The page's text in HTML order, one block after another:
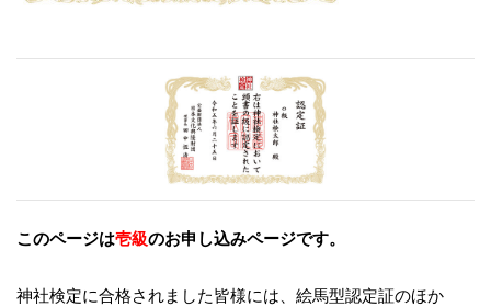
このページは壱級のお申し込みページです。
神社検定に合格されました皆様には、絵馬型認定証のほか